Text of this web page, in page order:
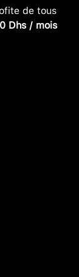
de tous
Dhs / mois